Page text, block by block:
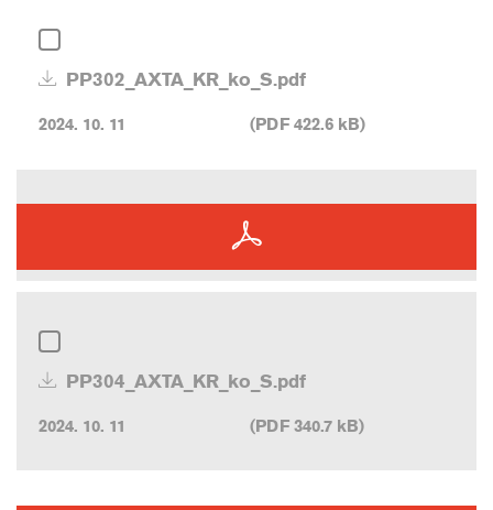
PP302_AXTA_KR_ko_S.pdf
2024. 10. 11 (PDF 422.6 kB)
PP304_AXTA_KR_ko_S.pdf
2024. 10. 11 (PDF 340.7 kB)